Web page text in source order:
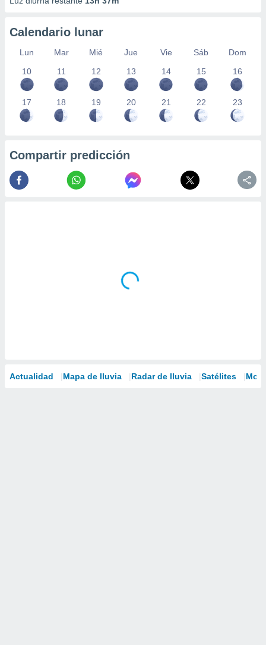
Calendario lunar
Lun Mar Mié Jue Vie Sáb
Dom
10
11 12 13 14 15 16
17 18 19 20 21 22 23
Compartir predicción
Actualidad Mapa de lluvia Radar de lluvia Satélites